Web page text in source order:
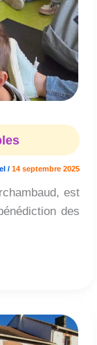
/ 14 septembre 2025
est
des